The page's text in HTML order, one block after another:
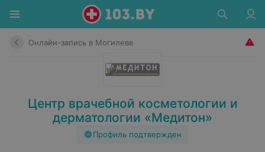
Онлайн-запись в Могилеве
Центр врачебной косметологии и
дерматологии «Медитон»
Профиль подтвержден